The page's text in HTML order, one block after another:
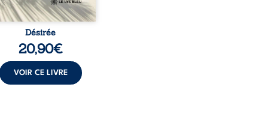
Désirée
20,90€
VOIR CE LIVRE